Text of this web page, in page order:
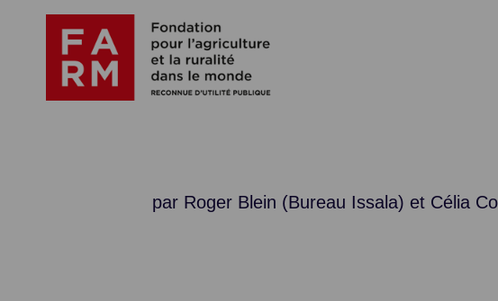
Passer
contenu
par Roger Blein (Bureau Issala) et Célia